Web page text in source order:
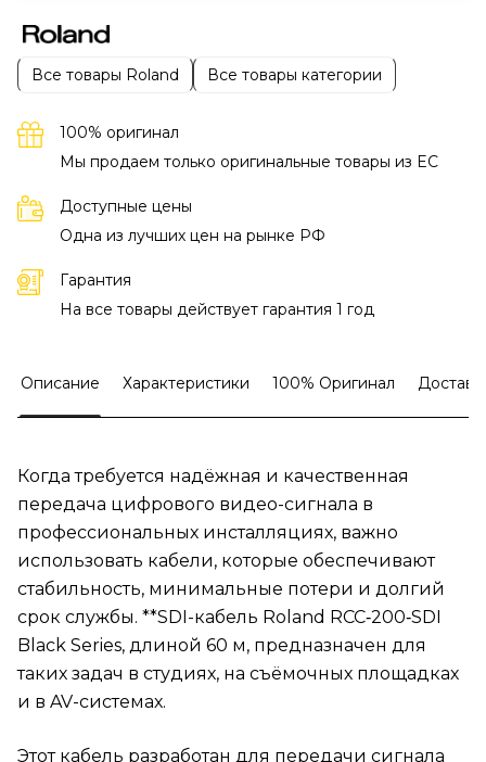
Все товары Roland Все товары категории
100% оригинал
Мы продаем только оригинальные товары из EC
Доступные цены
Одна из лучших цен на рынке РФ
Гарантия
На все товары действует гарантия 1 год
Описание Характеристики 100% Оригинал
Когда требуется надёжная и качественная
передача цифрового видео-сигнала в
профессиональных инсталляциях, важно
использовать кабели, которые обеспечивают
стабильность, минимальные потери и долгий
срок службы. **SDI-кабель Roland RCC‑200‑SDI
Black Series, длиной 60 м, предназначен для
таких задач в студиях, на съёмочных площадках
и в AV-системах.
Этот кабель разработан для передачи сигнала